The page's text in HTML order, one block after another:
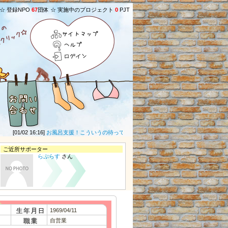
登録NPO 67団体 ☆ 実施中のプロジェクト 0 PJT
サイトマップ
ヘルプ
ログイン
[01/02 16:16]お風呂支援！こういうの待ってました！ 素晴らしい取り組み(・∀・)ｲｲﾈ!!
ご近所サポーター
らぷらす さん
1969/04/11
自営業